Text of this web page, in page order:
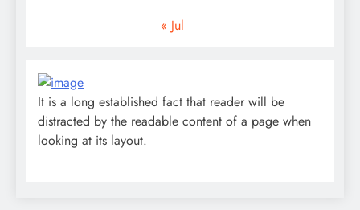
« Jul
It is a long established fact that reader will be
distracted by the readable content of a page when
looking at its layout.